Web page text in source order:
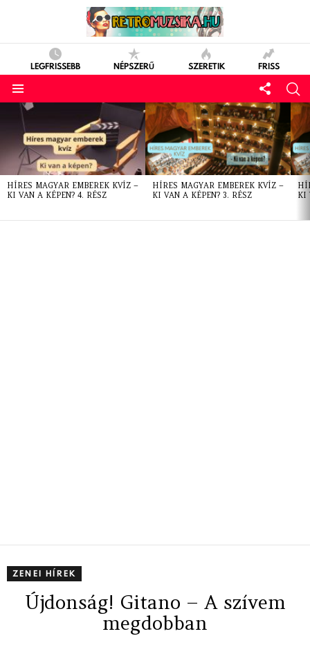
LEGFRISSEBB NÉPSZERŰ SZERETIK FRISS
LATEST
STORIES
HÍRES MAGYAR EMBEREK KVÍZ –
KI VAN A KÉPEN? 4. RÉSZ
HÍRES MAGYAR EMBEREK KVÍZ –
KI VAN A KÉPEN? 3. RÉSZ
KI
ZENEI HÍREK
Újdonság! Gitano – A szívem
megdobban